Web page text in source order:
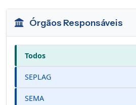
Órgãos Responsáveis
Todos
SEPLAG
SEMA